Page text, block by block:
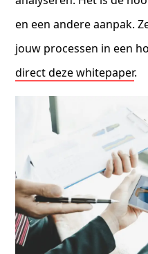
en een andere aanpak.
jouw processen in een
direct deze whitepaper.